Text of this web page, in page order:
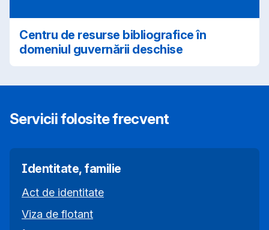
Centru de resurse bibliografice în
domeniul guvernării deschise
Servicii folosite frecvent
Identitate, familie
Act de identitate
Viza de flotant